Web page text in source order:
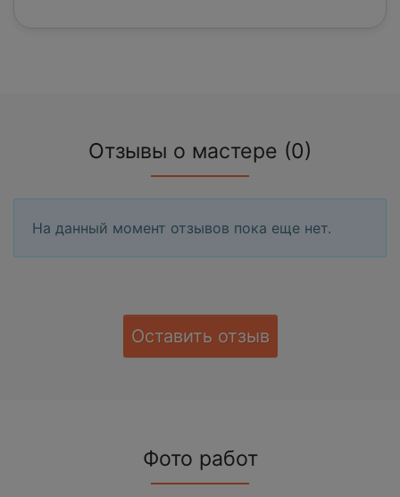
Отзывы о мастере (0)
На данный момент отзывов пока еще нет.
Оставить отзыв
Фото работ